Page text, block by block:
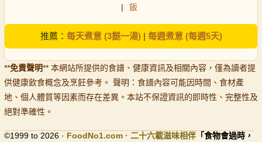
|
飯
推薦： 每天煮意 (3餸一湯)| 每週煮意 (每週5天)
**免責聲明** 本網站所提供的食譜、健康資訊及相關內容，僅為讀者提
供健康飲食概念及烹飪參考。 聲明：食譜內容可能因時間、食材產
地、個人體質等因素而存在差異。本站不保證資訊的即時性、完整性及
絕對準確性。
©1999 to 2026 · FoodNo1.com · 二十六載滋味相伴 「食物會過時，